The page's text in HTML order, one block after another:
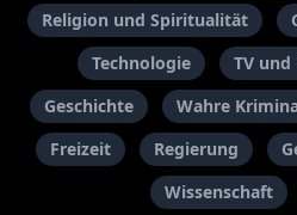
Religion und Spiritualität
Technologie
TV und
Geschichte
Wahre
Freizeit
Regierung
Wissenschaft